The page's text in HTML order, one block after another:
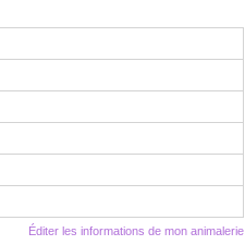
Éditer les informations de mon animalerie